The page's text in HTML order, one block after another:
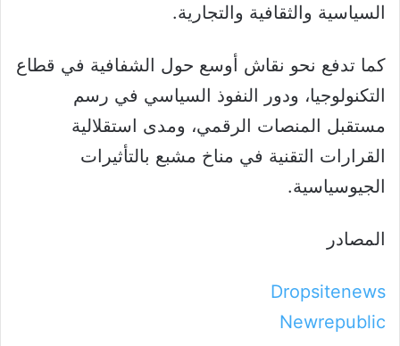
السياسية والثقافية والتجارية.
كما تدفع نحو نقاش أوسع حول الشفافية في قطاع
التكنولوجيا، ودور النفوذ السياسي في رسم
مستقبل المنصات الرقمي، ومدى استقلالية
القرارات التقنية في مناخ مشبع بالتأثيرات
الجيوسياسية.
المصادر
Dropsitenews
Newrepublic